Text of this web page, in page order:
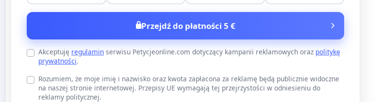
Przejdź do płatności 5 €
Akceptuję regulamin serwisu Petycjeonline.com dotyczący kampanii reklamowych oraz politykę
prywatności.
Rozumiem, że moje imię i nazwisko oraz kwota zapłacona za reklamę będą publicznie widoczne
na naszej stronie internetowej. Przepisy UE wymagają tej przejrzystości w odniesieniu do
reklamy politycznej.